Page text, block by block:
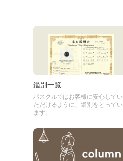
鑑別一覧
パスクルではお客様に安心してい
ただけるように、鑑別をとってい
ます。